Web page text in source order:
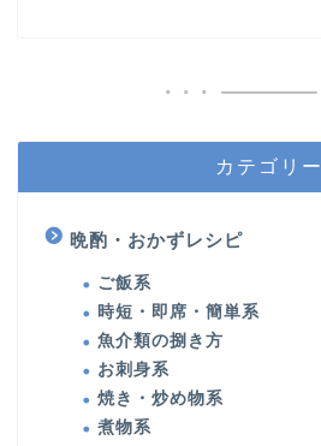
カテゴリー
晩酌・おかずレシピ
ご飯系
時短・即席・簡単系
魚介類の捌き方
お刺身系
焼き・炒め物系
煮物系